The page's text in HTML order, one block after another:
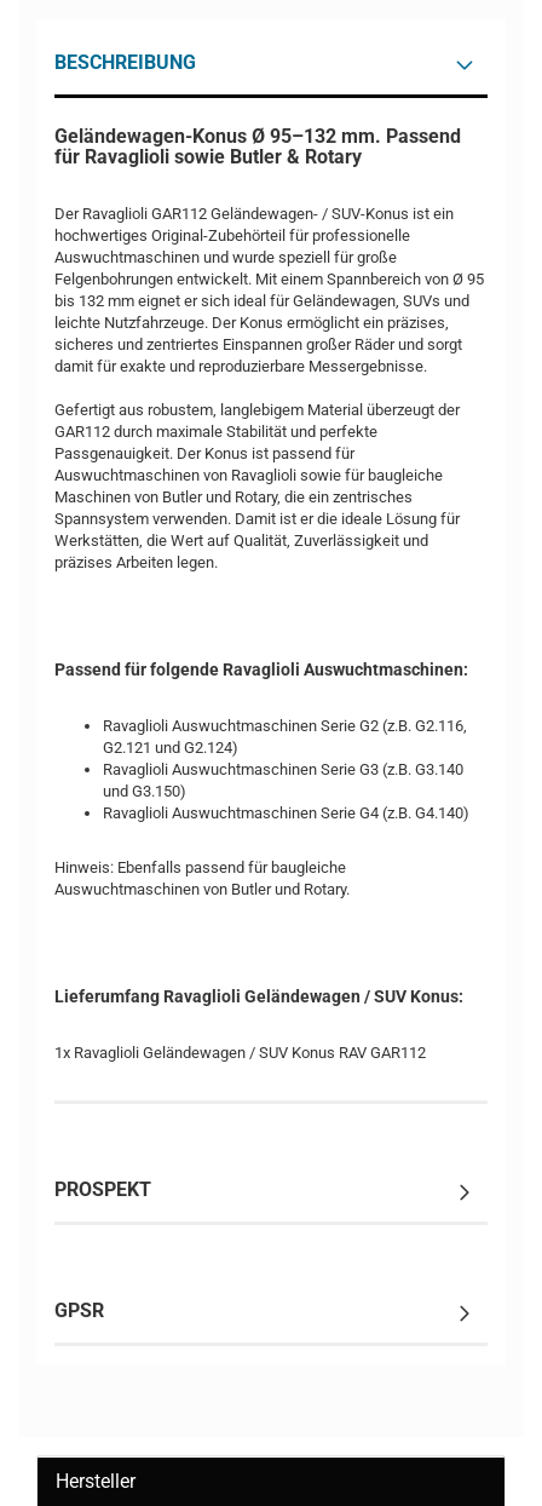
BESCHREIBUNG
Geländewagen-Konus Ø 95–132 mm. Passend
für Ravaglioli sowie Butler & Rotary
Der Ravaglioli GAR112 Geländewagen- / SUV-Konus ist ein
hochwertiges Original-Zubehörteil für professionelle
Auswuchtmaschinen und wurde speziell für große
Felgenbohrungen entwickelt. Mit einem Spannbereich von Ø 95
bis 132 mm eignet er sich ideal für Geländewagen, SUVs und
leichte Nutzfahrzeuge. Der Konus ermöglicht ein präzises,
sicheres und zentriertes Einspannen großer Räder und sorgt
damit für exakte und reproduzierbare Messergebnisse.
Gefertigt aus robustem, langlebigem Material überzeugt der
GAR112 durch maximale Stabilität und perfekte
Passgenauigkeit. Der Konus ist passend für
Auswuchtmaschinen von Ravaglioli sowie für baugleiche
Maschinen von Butler und Rotary, die ein zentrisches
Spannsystem verwenden. Damit ist er die ideale Lösung für
Werkstätten, die Wert auf Qualität, Zuverlässigkeit und
präzises Arbeiten legen.
Passend für folgende Ravaglioli Auswuchtmaschinen:
Ravaglioli Auswuchtmaschinen Serie G2 (z.B. G2.116,
G2.121 und G2.124)
Ravaglioli Auswuchtmaschinen Serie G3 (z.B. G3.140
und G3.150)
Ravaglioli Auswuchtmaschinen Serie G4 (z.B. G4.140)
Hinweis: Ebenfalls passend für baugleiche
Auswuchtmaschinen von Butler und Rotary.
Lieferumfang Ravaglioli Geländewagen / SUV Konus:
1x Ravaglioli Geländewagen / SUV Konus RAV GAR112
PROSPEKT
GPSR
Hersteller